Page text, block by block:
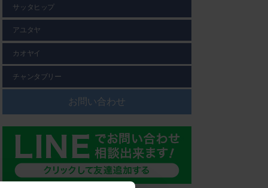
サッタヒップ
アユタヤ
カオヤイ
チャンタブリー
お問い合わせ